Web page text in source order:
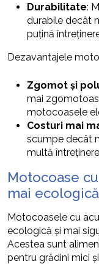
Durabilitate:
durabile decât
puțină
Dezavantajele
Zgomot și
mai
motocoasele
Costuri mai
scumpe decât
multă
Motocoase
mai ecologică
Motocoasele cu
ecologică și mai
Acestea sunt
pentru grădini mici